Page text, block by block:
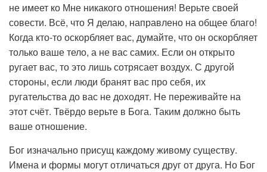
не имеет ко Мне никакого отношения! Верьте своей
совести. Всё, что Я делаю, направлено на общее благо!
Когда кто-то оскорбляет вас, думайте, что он оскорбляет
только ваше тело, а не вас самих. Если он открыто
ругает вас, то это лишь сотрясает воздух. С другой
стороны, если люди бранят вас про себя, их
ругательства до вас не доходят. Не переживайте на
этот счёт. Твёрдо верьте в Бога. Таким должно быть
ваше отношение.
Бог изначально присущ каждому живому существу.
Имена и формы могут отличаться друг от друга. Но Бог